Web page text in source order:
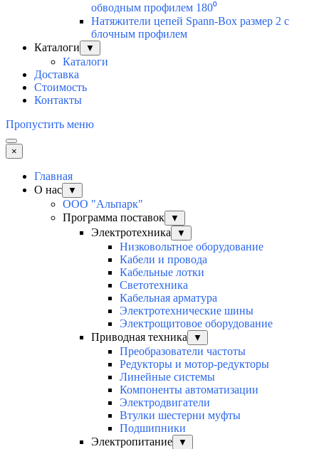
обводным профилем 180⁰
Натяжители цепей Spann-Box размер 2 с
блочным профилем
Каталоги
▼
Каталоги
Доставка
Стоимость
Контакты
Пропустить меню
×
Главная
О нас
▼
ООО "Альпарк"
Программа поставок
▼
Электротехника ▼
Низковольтное оборудование
Кабели и провода
Кабельные лотки
Светотехника
Кабельная арматура
Электротехнические шины
Электрощитовое оборудование
Приводная техника
▼
Преобразователи частоты
Редукторы и мотор-редукторы
Линейные системы
Компоненты автоматизации
Электродвигатели
Втулки шестерни муфты
Подшипники
Электропитание
▼